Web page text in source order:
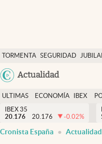
TORMENTA SEGURIDAD
Actualidad
Economía y finanzas
Política
Actualidad
Criptomonedas
España
ULTIMAS
NOTICIAS
ECONOMÍA
FINANZAS
IBEX
EURO
IBEX 35
20.176
20.176 -0.02%
Cronista España Actualidad